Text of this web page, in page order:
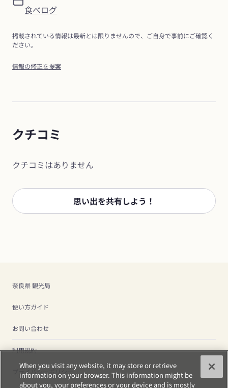
食べログ
掲載されている情報は最新とは限りませんので、ご自身で事前にご確認く
ださい。
情報の修正を提案
クチコミ
クチコミはありません
思い出を共有しよう！
奈良県 観光局
使い方ガイド
お問い合わせ
利用規約
プライバシーポリシー
When you visit any website, it may store or retrieve
information on your browser. This information might be
about you, your preferences or your device and is mostly